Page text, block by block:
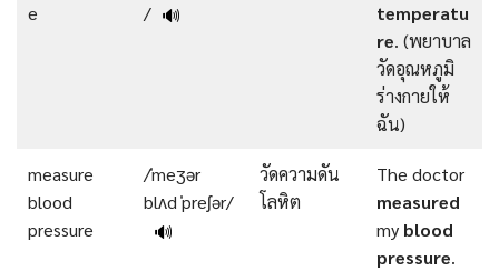
e
/ 🔊
temperatu
re. (พยาบาล
วัดอุณหภูมิ
ร่างกายให้
ฉัน)
measure
blood
pressure
/ˈmeʒər
blʌd ˈpreʃər/
🔊
วัดความดัน
โลหิต
The doctor
measured
my blood
pressure.